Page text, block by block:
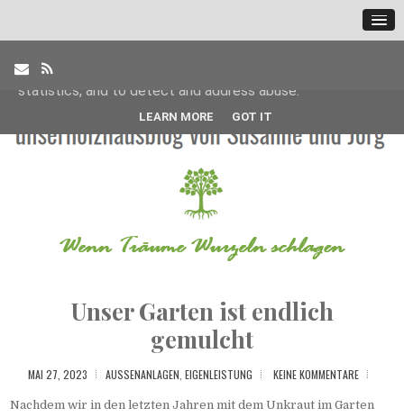
Unser Garten ist endlich
gemulcht
MAI 27, 2023 AUSSENANLAGEN EIGENLEISTUNG KEINE KOMMENTARE
Nachdem wir in den letzten Jahren mit dem Unkraut im Garten
This site uses cookies from Google to deliver its services
and to analyze traffic. Your IP address and user-agent are
shared with Google along with performance and security
metrics to ensure quality of service, generate usage
statistics, and to detect and address abuse.
LEARN MORE GOT IT